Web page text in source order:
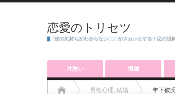
恋愛のトリセツ
「彼の気持ちがわからない…」がスカッとする！恋の謎
片思い 復縁
男性心理, 結婚 年下彼